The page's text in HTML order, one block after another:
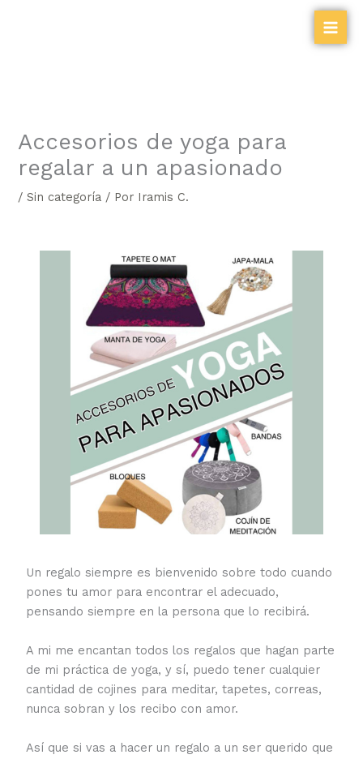
Accesorios de yoga para
regalar a un apasionado
/Sin categoría / Por Iramis C.
Un regalo siempre es bienvenido sobre todo cuando
pones tu amor para encontrar el adecuado,
pensando siempre en la persona que lo recibirá.
A mi me encantan todos los regalos que hagan parte
de mi práctica de yoga, y sí, puedo tener cualquier
cantidad de cojines para meditar, tapetes, correas,
nunca sobran y los recibo con amor.
Así que si vas a hacer un regalo a un ser querido que